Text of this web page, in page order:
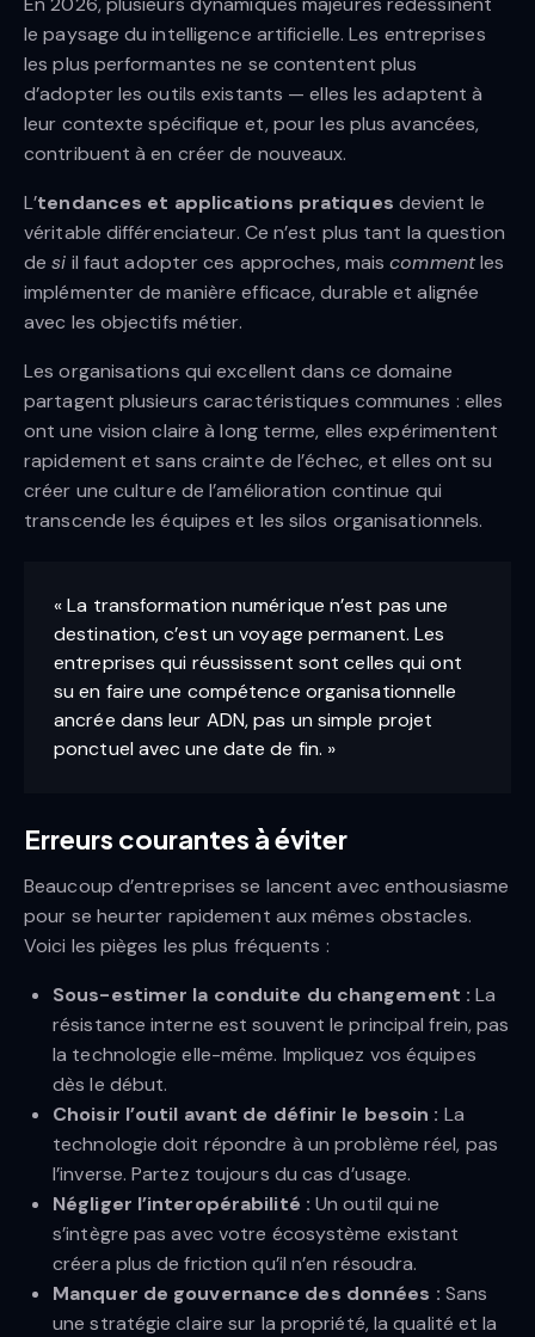
le paysage du intelligence artificielle. Les entreprises
les plus performantes ne se contentent plus
d’adopter les outils existants — elles les adaptent à
leur contexte spécifique et, pour les plus avancées,
contribuent à en créer de nouveaux.
L’tendances et applications pratiques devient le
véritable différenciateur. Ce n’est plus tant la question
desi il faut adopter ces approches, maiscommentles
implémenter de manière efficace, durable et alignée
avec les objectifs métier.
Les organisations qui excellent dans ce domaine
partagent plusieurs caractéristiques communes : elles
ont une vision claire à long terme, elles expérimentent
rapidement et sans crainte de l’échec, et elles ont su
créer une culture de l’amélioration continue qui
transcende les équipes et les silos organisationnels.
« La transformation numérique n’est pas une
destination, c’est un voyage permanent. Les
entreprises qui réussissent sont celles qui ont
su en faire une compétence organisationnelle
ancrée dans leur ADN, pas un simple projet
ponctuel avec une date de fin. »
Erreurs courantes à éviter
Beaucoup d’entreprises se lancent avec enthousiasme
pour se heurter rapidement aux mêmes obstacles.
Voici les pièges les plus fréquents :
Sous-estimer la conduite du changement : La
résistance interne est souvent le principal frein, pas
la technologie elle-même. Impliquez vos équipes
dès le début.
Choisir l’outil avant de définir le besoin : La
technologie doit répondre à un problème réel, pas
l’inverse. Partez toujours du cas d’usage.
Négliger l’interopérabilité : Un outil qui ne
s’intègre pas avec votre écosystème existant
créera plus de friction qu’il n’en résoudra.
Manquer de gouvernance des données : Sans
une stratégie claire sur la propriété, la qualité et la